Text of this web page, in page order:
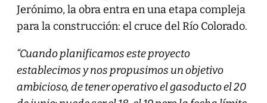
Jerónimo, la obra entra en una etapa compleja
para la construcción: el cruce del Río Colorado.
“Cuando planificamos este proyecto
establecimos y nos propusimos un objetivo
ambicioso, de tener operativo el gasoducto el 20